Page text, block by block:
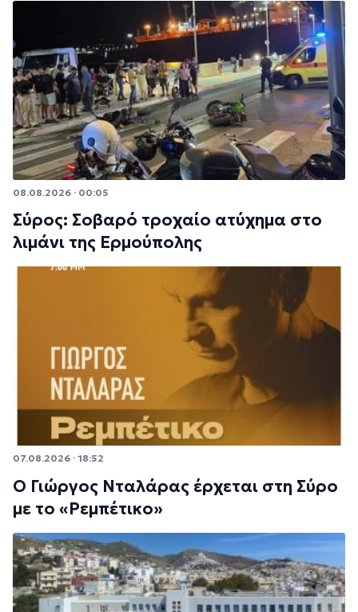
08.08.2026 · 00:05
Σύρος: Σοβαρό τροχαίο ατύχημα στο
λιμάνι της Ερμούπολης
07.08.2026 · 18:52
Ο Γιώργος Νταλάρας έρχεται στη Σύρο
με το «Ρεμπέτικο»